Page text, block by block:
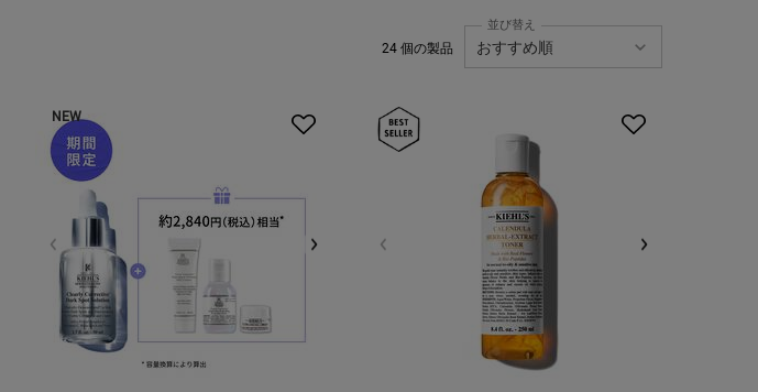
24 個の製品
並び替え
NEW